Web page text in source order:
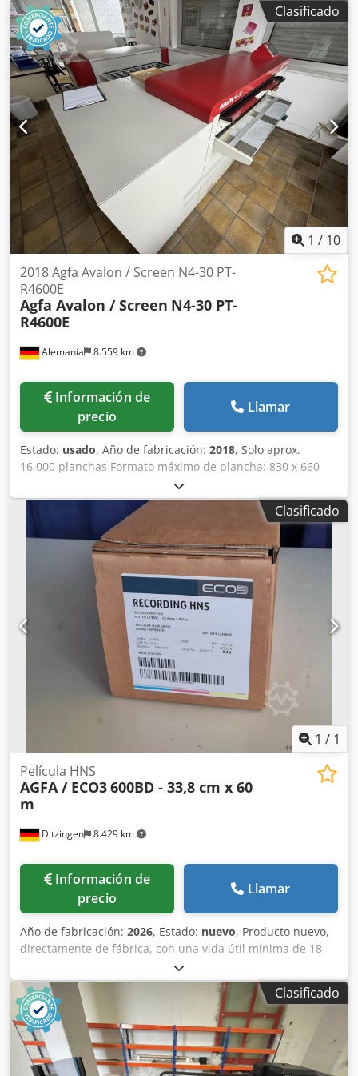
Clasificado
1 / 10
Alemania 8.559 km
2018 Agfa Avalon / Screen N4-30 PT-
R4600E
Agfa Avalon / Screen N4-30 PT-
R4600E
Información de
precio
Llamar
Estado: usado, Año de fabricación: 2018, Solo aprox.
16.000 planchas Formato máximo de plancha: 830 x 660
mm Dkjdoyt I Unepfx Alhjr Apogee Workflow 10.69.0 RIP
Troquelado en línea Lavadora Azura C95 Apilador ST 95EX
Disponible a corto plazo
Clasificado
1 / 1
Ditzingen 8.429 km
Película HNS
AGFA / ECO3600BD - 33,8 cm x 60
m
Información de
precio
Llamar
Año de fabricación: 2026, Estado: nuevo, Producto nuevo,
directamente de fábrica, con una vida útil mínima de 18
meses. Película AGFA / ECO 3 HNS 600BD, 338 mm x 60 m
33,8 cm de ancho, 60 m de largo Especificación: 600 BD
Dksdpfx Aleb Rlbfoher Código: 4LGNQ Compatible con
muchos expositores, por ejemplo, AccuSet y Avantra 25 /
30 con diodo láser de luz roja de 650-670 nm.
Clasificado